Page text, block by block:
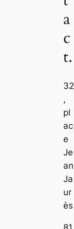
a
c
t.
32
,
pl
ac
e
Je
an
Ja
ur
ès